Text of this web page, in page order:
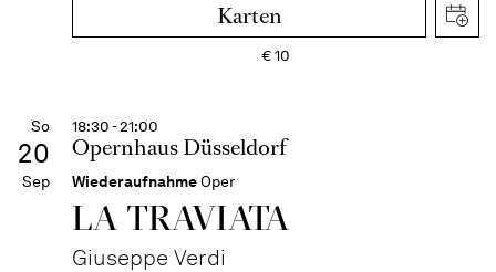
Karten
€10
So
20
Sep
18:30 - 21:00
Opernhaus Düsseldorf
WiederaufnahmeOper
LA TRAVI­ATA
Giuseppe Verdi